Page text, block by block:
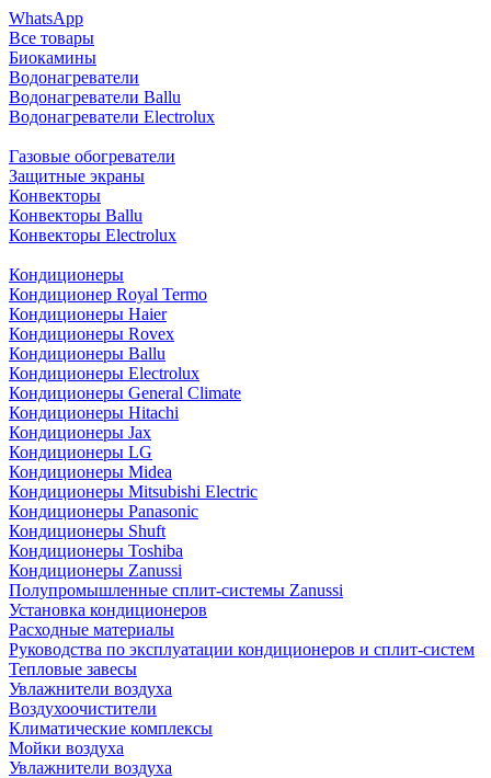
WhatsApp
Все товары
Биокамины
Водонагреватели
Водонагреватели Ballu
Водонагреватели Electrolux
Газовые обогреватели
Защитные экраны
Конвекторы
Конвекторы Ballu
Конвекторы Electrolux
Кондиционеры
Кондиционер Royal Termo
Кондиционеры Haier
Кондиционеры Rovex
Кондиционеры Ballu
Кондиционеры Electrolux
Кондиционеры General Climate
Кондиционеры Hitachi
Кондиционеры Jax
Кондиционеры LG
Кондиционеры Midea
Кондиционеры Mitsubishi Electric
Кондиционеры Panasonic
Кондиционеры Shuft
Кондиционеры Toshiba
Кондиционеры Zanussi
Полупромышленные сплит-системы Zanussi
Установка кондиционеров
Расходные материалы
Руководства по эксплуатации кондиционеров и сплит-систем
Тепловые завесы
Увлажнители воздуха
Воздухоочистители
Климатические комплексы
Мойки воздуха
Увлажнители воздуха